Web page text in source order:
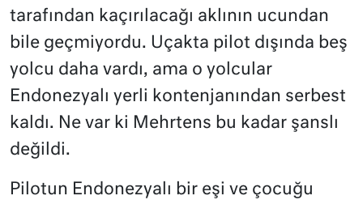
tarafından kaçırılacağı aklının ucundan
bile geçmiyordu. Uçakta pilot dışında beş
yolcu daha vardı, ama o yolcular
Endonezyalı yerli kontenjanından serbest
kaldı. Ne var ki Mehrtens bu kadar şanslı
değildi.
Pilotun Endonezyalı bir eşi ve çocuğu